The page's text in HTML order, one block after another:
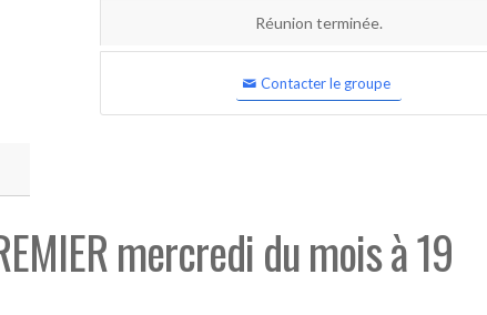
Réunion terminée.
Contacter le groupe
mercredi du mois à 19